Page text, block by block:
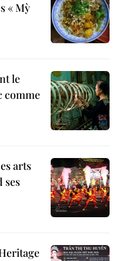
« Mỳ
le
comme
arts
ses